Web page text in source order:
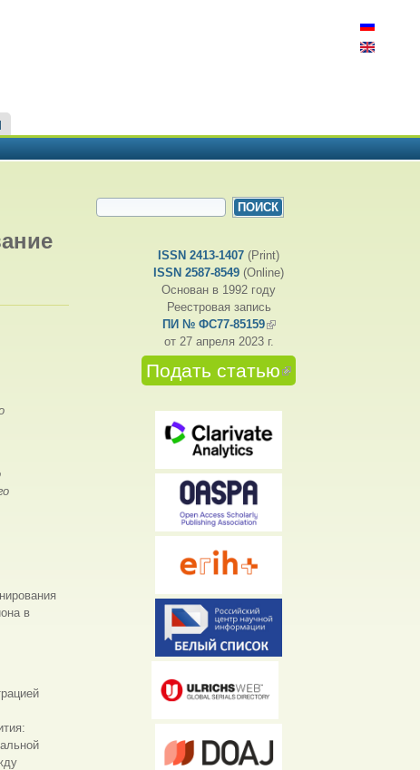
в
ФОРМА ПОИСКА
ISSN 2413-1407 (Print)
ISSN 2587-8549 (Online)
Основан в 1992 году
Реестровая запись
ПИ № ФС77-85159(внешняя ссылка)
от 27 апреля 2023 г.
Подать статью